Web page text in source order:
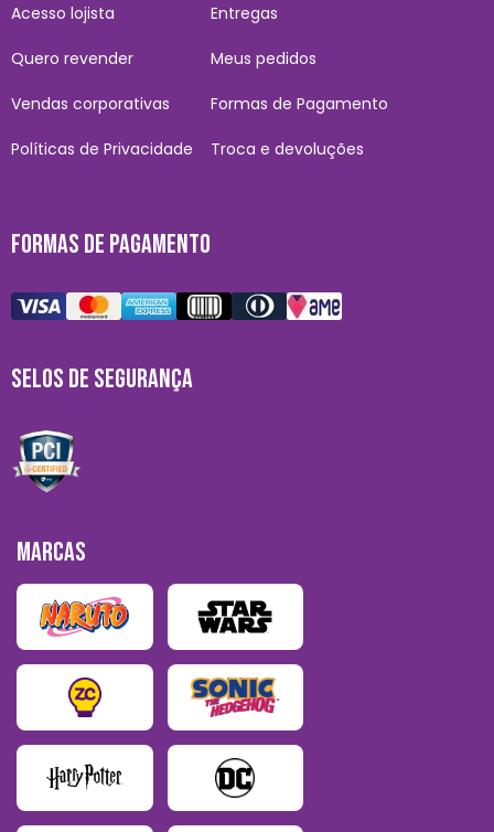
Acesso lojista
Quero revender
Vendas corporativas
Políticas de Privacidade
Entregas
Meus pedidos
Formas de Pagamento
Troca e devoluções
FORMAS DE PAGAMENTO
SELOS DE SEGURANÇA
MARCAS